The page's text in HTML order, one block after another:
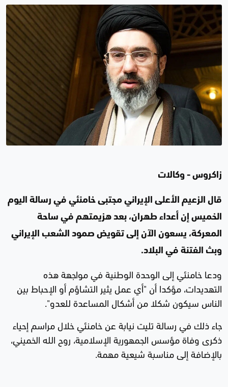
زاكروس - وكالات
قال الزعيم الأعلى الإيراني مجتبى خامنئي في رسالة اليوم
الخميس إن أعداء طهران، بعد هزيمتهم في ساحة
المعركة، يسعون الآن إلى تقويض صمود الشعب الإيراني
وبث الفتنة في البلاد.
ودعا خامنئي إلى الوحدة الوطنية في مواجهة هذه
التهديدات، مؤكدا أن "أي عمل يثير التشاؤم أو الإحباط بين
الناس سيكون شكلا من أشكال المساعدة للعدو".
جاء ذلك في رسالة تليت نيابة عن خامنئي خلال مراسم إحياء
ذكرى وفاة مؤسس الجمهورية الإسلامية، روح الله الخميني،
بالإضافة إلى مناسبة شيعية مهمة.